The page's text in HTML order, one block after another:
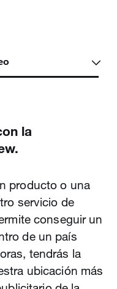
la
producto o una
servicio de
conseguir un
de un país
tendrás la
ubicación más
de los mejores
Cada día,
de descubrir.
de tu marca
a los videos
buena historia
videos en X te
dentro de la
los clientes más
cómo se
de tu